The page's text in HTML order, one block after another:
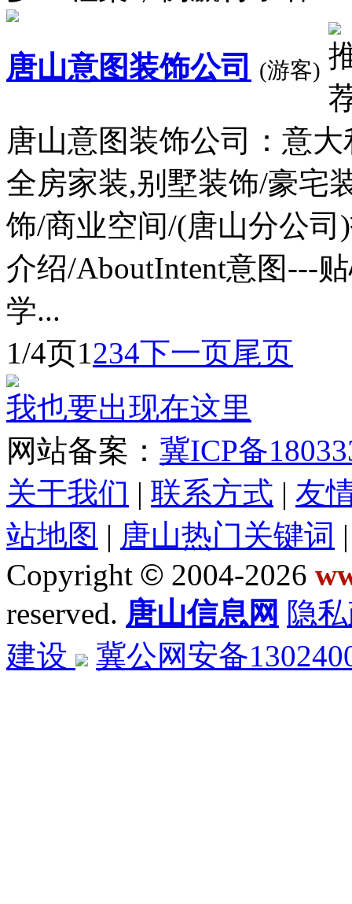
唐山意图装饰公司 (游客)
唐山意图装饰公司：意
全房家装,别墅装饰/豪宅
饰/商业空间/(唐山分公
介绍/AboutIntent意图---
学...
1/4页1234下一页尾页
我也要出现在这里
网站备案： 冀ICP备
关于我们 | 联系方式 | 友
站地图 | 唐山热门关键词
Copyright © 2004-2026
reserved. 唐山信息网 隐
建设
冀公网安备